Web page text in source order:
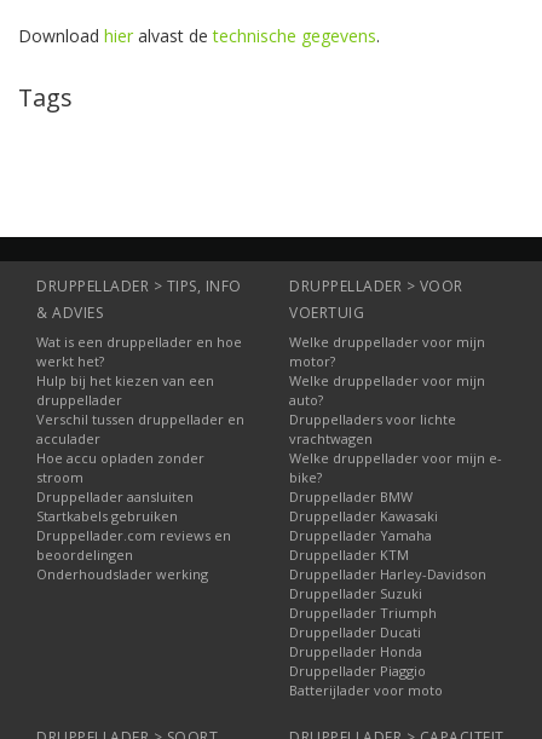
Download hier alvast detechnische gegevens.
Tags
DRUPPELLADER > TIPS, INFO
& ADVIES
Wat is een druppellader en hoe
werkt het?
Hulp bij het kiezen van een
druppellader
Verschil tussen druppellader en
acculader
Hoe accu opladen zonder
stroom
Druppellader aansluiten
Startkabels gebruiken
Druppellader.com reviews en
beoordelingen
Onderhoudslader werking
DRUPPELLADER > VOOR
VOERTUIG
Welke druppellader voor mijn
motor?
Welke druppellader voor mijn
auto?
Druppelladers voor lichte
vrachtwagen
Welke druppellader voor mijn e-
bike?
Druppellader BMW
Druppellader Kawasaki
Druppellader Yamaha
Druppellader KTM
Druppellader Harley-Davidson
Druppellader Suzuki
Druppellader Triumph
Druppellader Ducati
Druppellader Honda
Druppellader Piaggio
Batterijlader voor moto